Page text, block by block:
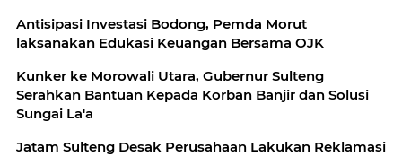
Antisipasi Investasi Bodong, Pemda Morut
laksanakan Edukasi Keuangan Bersama OJK
Kunker ke Morowali Utara, Gubernur Sulteng
Serahkan Bantuan Kepada Korban Banjir dan Solusi
Sungai La'a
Jatam Sulteng Desak Perusahaan Lakukan Reklamasi